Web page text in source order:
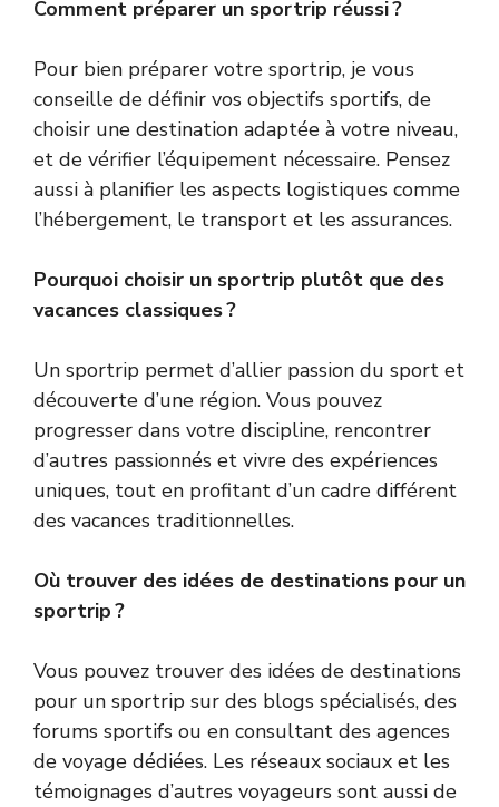
Comment préparer un sportrip réussi ?
Pour bien préparer votre sportrip, je vous
conseille de définir vos objectifs sportifs, de
choisir une destination adaptée à votre niveau,
et de vérifier l’équipement nécessaire. Pensez
aussi à planifier les aspects logistiques comme
l’hébergement, le transport et les assurances.
Pourquoi choisir un sportrip plutôt que des
vacances classiques ?
Un sportrip permet d’allier passion du sport et
découverte d’une région. Vous pouvez
progresser dans votre discipline, rencontrer
d’autres passionnés et vivre des expériences
uniques, tout en profitant d’un cadre différent
des vacances traditionnelles.
Où trouver des idées de destinations pour un
sportrip ?
Vous pouvez trouver des idées de destinations
pour un sportrip sur des blogs spécialisés, des
forums sportifs ou en consultant des agences
de voyage dédiées. Les réseaux sociaux et les
témoignages d’autres voyageurs sont aussi de